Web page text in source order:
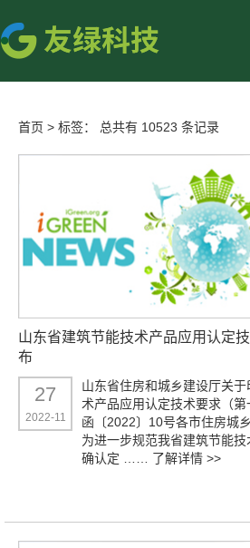
首页 > 标签： 总共有 10523 条记录
山东省建筑节能技术产品应用认定
布
27
2022-11
山东省住房和城乡建设厅关
术产品应用认定技术要求（
函〔2022〕10号各市住房城
为进一步规范我省建筑节能
确认定 …… 了解详情 >>